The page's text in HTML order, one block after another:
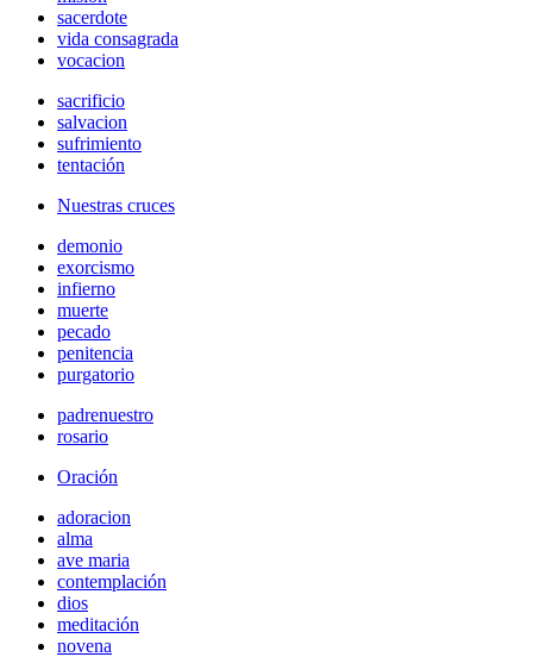
sacerdote
vida consagrada
vocacion
sacrificio
salvacion
sufrimiento
tentación
Nuestras cruces
demonio
exorcismo
infierno
muerte
pecado
penitencia
purgatorio
padrenuestro
rosario
Oración
adoracion
alma
ave maria
contemplación
dios
meditación
novena